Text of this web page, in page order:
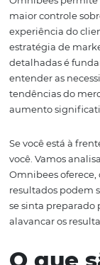
segura e
agências
melhorar suas
mesmo em
Além de
maior controle
experiência do
estratégia de
detalhadas é
entender as
tendências do
aumento